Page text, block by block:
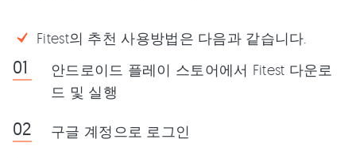
Fitest의 추천 사용방법은 다음과 같습니다.
안드로이드 플레이 스토어에서 Fitest 다운로
드 및 실행
구글 계정으로 로그인